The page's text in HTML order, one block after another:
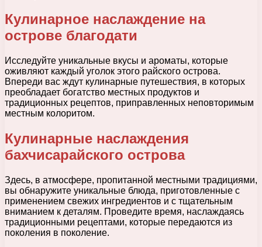
Кулинарное наслаждение на
острове благодати
Исследуйте уникальные вкусы и ароматы, которые
оживляют каждый уголок этого райского острова.
Впереди вас ждут кулинарные путешествия, в которых
преобладает богатство местных продуктов и
традиционных рецептов, приправленных неповторимым
местным колоритом.
Кулинарные наслаждения
бахчисарайского острова
Здесь, в атмосфере, пропитанной местными традициями,
вы обнаружите уникальные блюда, приготовленные с
применением свежих ингредиентов и с тщательным
вниманием к деталям. Проведите время, наслаждаясь
традиционными рецептами, которые передаются из
поколения в поколение.